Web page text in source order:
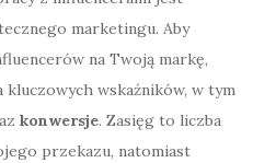
marketingu. Aby
na Twoją markę,
kluczowych wskaźników, w tym
konwersje. Zasięg to liczba
przekazu, natomiast